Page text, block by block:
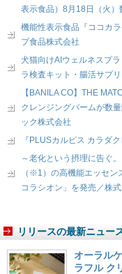
表示食品）8月18日（火
機能性表示食品『ココカ
プ食品株式会社
犬猫向けAIウェルネスプ
ラ検査キット・腸活サプ
【BANILA CO】THE
クレンジングバームが数
ック株式会社
『PLUSカルピス カラダ
～老化という摂理に告ぐ
（※1）の高機能エッセ
コラシオン」を発売／株
リリースの最新ニュー
オーラル
ラフル ク